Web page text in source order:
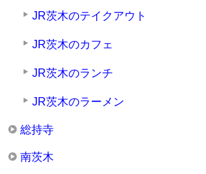
JR茨木のテイクアウト
JR茨木のカフェ
JR茨木のランチ
JR茨木のラーメン
総持寺
南茨木